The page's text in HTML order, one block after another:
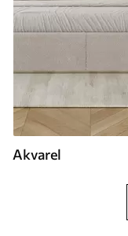
Akvarel